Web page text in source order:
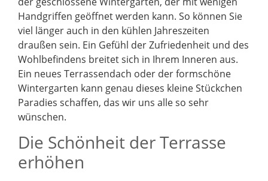
Handgriffen geöffnet werden kann. So können Sie
viel länger auch in den kühlen Jahreszeiten
draußen sein. Ein Gefühl der Zufriedenheit und des
Wohlbefindens breitet sich in Ihrem Inneren aus.
Ein neues Terrassendach oder der formschöne
Wintergarten kann genau dieses kleine Stückchen
Paradies schaffen, das wir uns alle so sehr
wünschen.
Die Schönheit der Terrasse
erhöhen